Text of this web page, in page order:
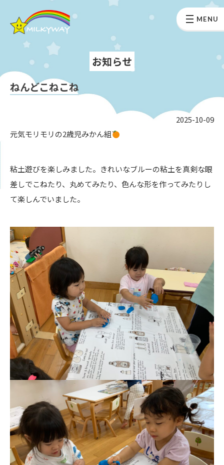
MENU
お知らせ
ねんどこねこね
2025-10-09
元気モリモリの2歳児みかん組
粘土遊びを楽しみました。きれいなブルーの粘土を真剣な眼
差しでこねたり、丸めてみたり、色んな形を作ってみたりし
て楽しんでいました。